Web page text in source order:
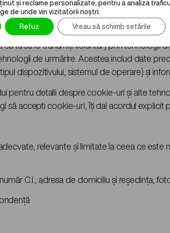
tu să le transmiți voluntar) prin tehnologii
de urmărire. Acestea includ date
dispozitivului, sistemul de operare) și
pentru detalii despre cookie-uri și alte
să accepti cookie-uri, îți dai acordul explicit
relevante și limitate la ceea ce este
C.I., adresa de domiciliu și reședința,
și reclame personalizate, pentru a analiza
de unde vin vizitatorii noștri.
Refuz Vreau să schimb setările